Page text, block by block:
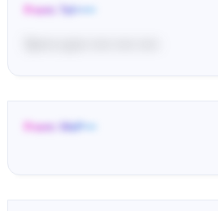
From: Tel•••••
From: WeP•••